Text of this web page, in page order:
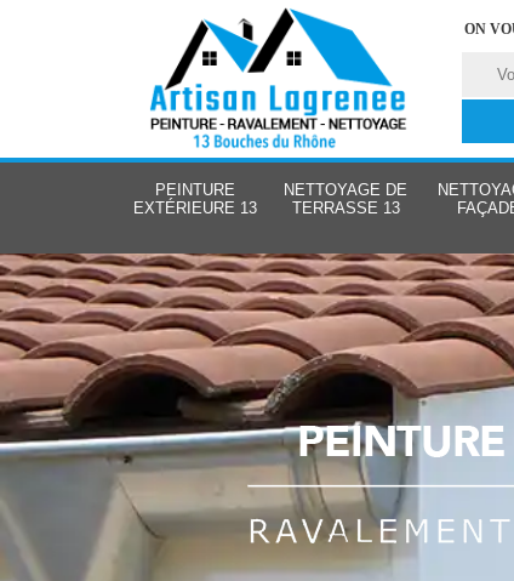
ON
PEINTURE
EXTÉRIEURE 13
NETTOYAGE DE
TERRASSE 13